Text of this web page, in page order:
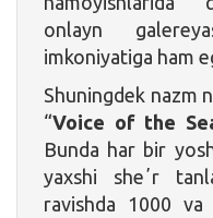
onlayn
imkoniyatiga ham
Shuningdek nazm
“Voice of the
Bunda har bir
yaxshi sheʼr
ravishda 1000